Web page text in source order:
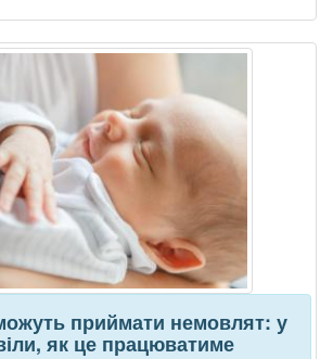
приймати немовлят: у
як це працюватиме